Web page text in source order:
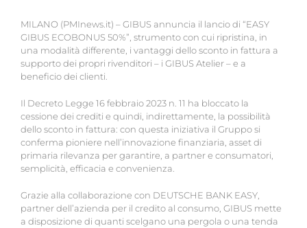
MILANO (PMInews.it) – GIBUS annuncia il lancio di “EASY
GIBUS ECOBONUS 50%”, strumento con cui ripristina, in
una modalità differente, i vantaggi dello sconto in fattura a
supporto dei propri rivenditori – i GIBUS Atelier – e a
beneficio dei clienti.
Il Decreto Legge 16 febbraio 2023 n. 11 ha bloccato la
cessione dei crediti e quindi, indirettamente, la possibilità
dello sconto in fattura: con questa iniziativa il Gruppo si
conferma pioniere nell’innovazione finanziaria, asset di
primaria rilevanza per garantire, a partner e consumatori,
semplicità, efficacia e convenienza.
Grazie alla collaborazione con DEUTSCHE BANK EASY,
partner dell’azienda per il credito al consumo, GIBUS mette
a disposizione di quanti scelgano una pergola o una tenda